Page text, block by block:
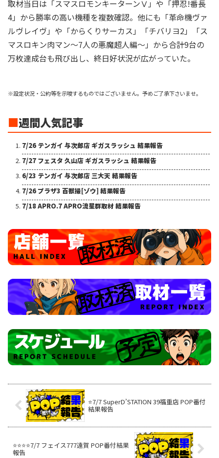
取材当日は「スマスロモンキーターンⅤ」や「押忍!番長
4」から勝率の高い機種を複数確認。他にも「革命機ヴァ
ルヴレイヴ」や「からくりサーカス」「チバリヨ2」「ス
マスロキン肉マン～7人の悪魔超人編～」から合計9台の
万枚達成台も飛び出し、終日好状況が広がっていた。
※設定状況・公約等を示唆するものではございません。予めご了承下さいませ。
■週間人気記事
7/26 テンガイ 与次郎店 ギガスラッシュ 結果報告
7/27 フェスタ 久山店 ギガスラッシュ 結果報告
6/23 テンガイ 与次郎店 三大天 結果報告
7/26 プラザ3 百獣撮[ゾウ] 結果報告
7/18 APRO.7 APRO流星群取材 結果報告
⭐️7/7 SuperD’STATION 39福重店 POP番付
結果報告
⭐️⭐️⭐️⭐️7/7 フェイス777遠賀 POP番付結果
報告